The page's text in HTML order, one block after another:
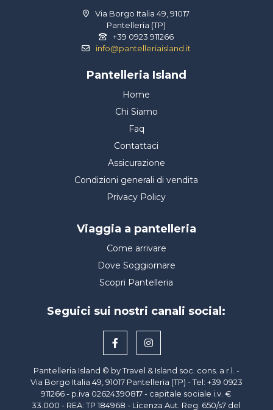
Via Borgo Italia 49, 91017
Pantelleria (TP)
+39 0923 911266
info@pantelleriaisland.it
Pantelleria Island
Home
Chi Siamo
Faq
Contattaci
Assicurazione
Condizioni generali di vendita
Privacy Policy
Viaggia a pantelleria
Come arrivare
Dove Soggiornare
Scopri Pantelleria
Seguici sui nostri canali social:
Pantelleria Island © by Travel & Island soc. cons. a r.l. -
Via Borgo Italia 49, 91017 Pantelleria (TP) - Tel: +39 0923
911266 - p.iva 02624390817- capitale sociale i.v. €
33.000 - REA: TP 184968 - Licenza Aut. Reg. 650/s7 del